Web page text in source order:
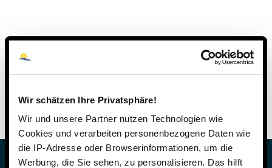
Wir schätzen Ihre Privatsphäre!
Wir und unsere Partner nutzen Technologien wie
Cookies und verarbeiten personenbezogene Daten wie
die IP-Adresse oder Browserinformationen, um die
Werbung, die Sie sehen, zu personalisieren. Das hilft